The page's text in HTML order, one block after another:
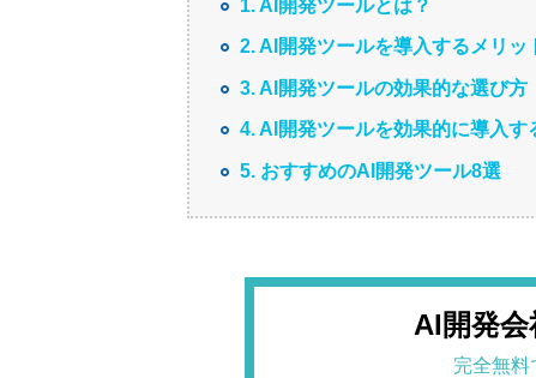
1. AI開発ツールとは？
2. AI開発ツールを導入するメリッ
3. AI開発ツールの効果的な選び方
4. AI開発ツールを効果的に導入す
5. おすすめのAI開発ツール8選
AI開発
完全無料